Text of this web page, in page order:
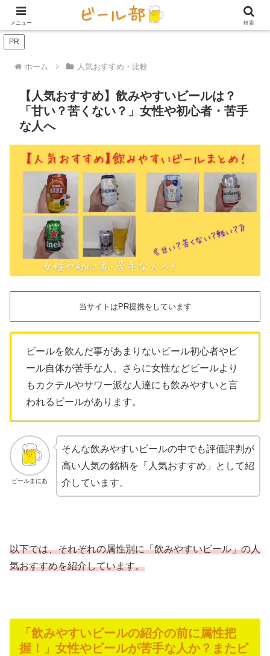
アイテム【ビール好き用】 家庭用ビー
PR
ホーム 人気おすすめ・比較
【人気おすすめ】飲みやすいビールは？
「甘い？苦くない？」女性や初心者・苦手
な人へ
当サイトはPR提携をしています
ビールを飲んだ事があまりないビール初心者やビ
ール自体が苦手な人、さらに女性などビールより
もカクテルやサワー派な人達にも飲みやすいと言
われるビールがあります。
ビールまにあ
そんな飲みやすいビールの中でも評価評判が
高い人気の銘柄を「人気おすすめ」として紹
介しています。
以下では、それぞれの属性別に「飲みやすいビール」の人
気おすすめを紹介しています。
「飲みやすいビールの紹介の前に属性把
握！」女性やビールが苦手な人か？またビ
メニュー 検索